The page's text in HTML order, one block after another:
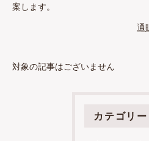
案します。
通
対象の記事はございません
カテゴリー